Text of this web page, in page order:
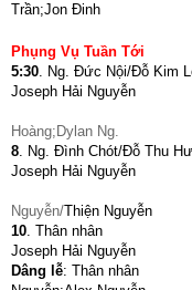
Trần;Jon Đinh
Phụng Vụ Tuần Tới
5:30. Ng. Đức Nội/
Joseph Hải Nguyễn
Hoàng;Dylan Ng.
8. Ng. Đình Chót/Đỗ
Joseph Hải Nguyễn
Nguyễn/Thiện Nguyễn
10. Thân
Joseph Hải Nguyễn
Dâng lễ: